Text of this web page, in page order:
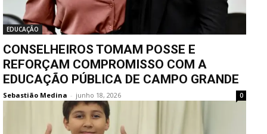
EDUCAÇÃO
CONSELHEIROS TOMAM POSSE E
REFORÇAM COMPROMISSO COM A
EDUCAÇÃO PÚBLICA DE CAMPO GRANDE
Sebastião Medina - junho 18, 2026 0